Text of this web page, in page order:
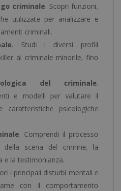
criminale. Scopri funzioni,
utilizzate per analizzare e
criminali.
. Studi i diversi profili
al criminale minorile, fino
del criminale.
e modelli per valutare il
psicologiche
. Comprendi il processo
della scena del crimine, la
e la testimonianza.
i principali disturbi mentali e
con il comportamento